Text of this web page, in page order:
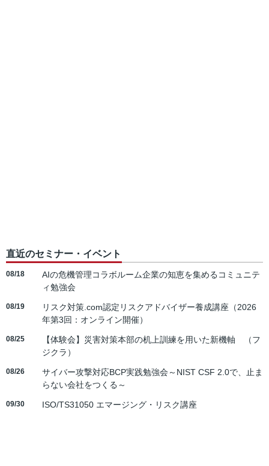
直近のセミナー・イベント
08/18
AIの危機管理コラボルーム企業の知恵を集めるコミュニテ
ィ勉強会
08/19
リスク対策.com認定リスクアドバイザー養成講座（2026
年第3回：オンライン開催）
08/25
【体験会】災害対策本部の机上訓練を用いた新機軸 （フ
ジクラ）
08/26
サイバー攻撃対応BCP実践勉強会～NIST CSF 2.0で、止ま
らない会社をつくる～
09/30 ISO/TS31050 エマージング・リスク講座